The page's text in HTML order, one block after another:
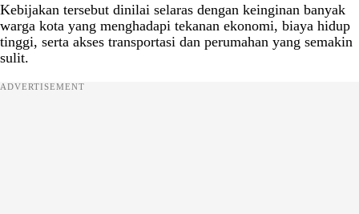
Kebijakan tersebut dinilai selaras dengan keinginan banyak
warga kota yang menghadapi tekanan ekonomi, biaya hidup
tinggi, serta akses transportasi dan perumahan yang semakin
sulit.
ADVERTISEMENT